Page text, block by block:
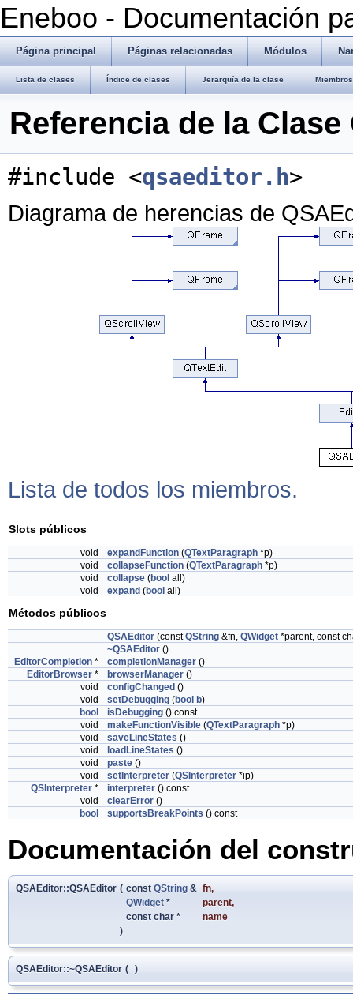
Eneboo - Documentación
Página principal Páginas relacionadas Módulos
Lista de clases Índice de clases Jerarquía de la clase
Referencia de la
#include <qsaeditor.h>
Diagrama de herencias de
Lista de todos los miembros.
Slots públicos
void expandFunction (QTextParagraph *p)
void
collapseFunction (QTextParagraph *p)
void
collapse (bool all)
void
expand (bool all)
Métodos públicos
QSAEditor (constQString &fn, QWidget *parent, const
~QSAEditor ()
EditorCompletion * completionManager ()
EditorBrowser * browserManager ()
void
configChanged ()
void
setDebugging (bool b)
bool
isDebugging () const
void
makeFunctionVisible (QTextParagraph *p)
void
saveLineStates ()
void
loadLineStates ()
void
paste ()
void
setInterpreter (QSInterpreter *ip)
QSInterpreter * interpreter () const
void
clearError ()
bool
supportsBreakPoints () const
Documentación del
QSAEditor::QSAEditor ( const QString & fn,
QWidget * parent,
const char *
name
)
QSAEditor::~QSAEditor ( )